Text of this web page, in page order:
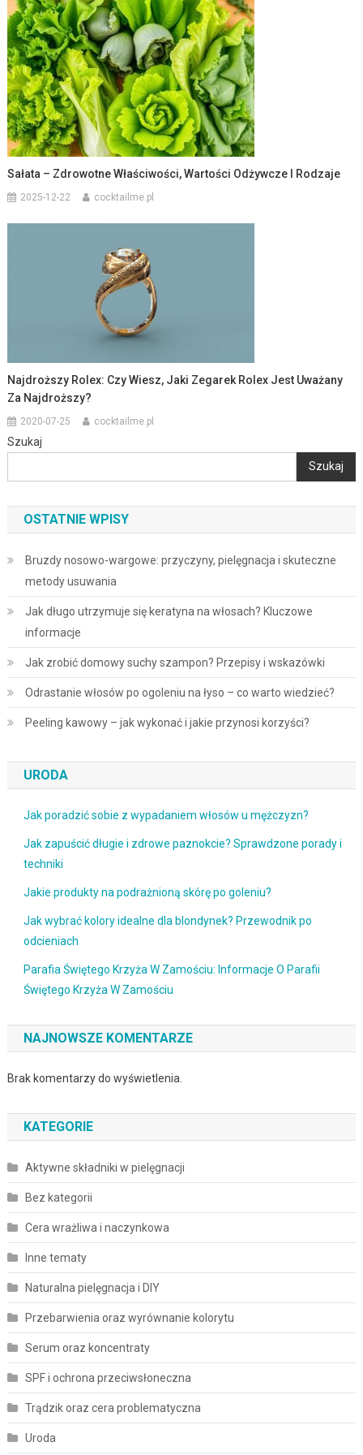
Sałata – Zdrowotne Właściwości, Wartości Odżywcze I Rodzaje
2025-12-22 cocktailme.pl
Najdroższy Rolex: Czy Wiesz, Jaki Zegarek Rolex Jest Uważany
Za Najdroższy?
2020-07-25 cocktailme.pl
Szukaj
Szukaj
OSTATNIE WPISY
Bruzdy nosowo-wargowe: przyczyny, pielęgnacja i skuteczne
metody usuwania
Jak długo utrzymuje się keratyna na włosach? Kluczowe
informacje
Jak zrobić domowy suchy szampon? Przepisy i wskazówki
Odrastanie włosów po ogoleniu na łyso – co warto wiedzieć?
Peeling kawowy – jak wykonać i jakie przynosi korzyści?
URODA
Jak poradzić sobie z wypadaniem włosów u mężczyzn?
Jak zapuścić długie i zdrowe paznokcie? Sprawdzone porady i
techniki
Jakie produkty na podrażnioną skórę po goleniu?
Jak wybrać kolory idealne dla blondynek? Przewodnik po
odcieniach
Parafia Świętego Krzyża W Zamościu: Informacje O Parafii
Świętego Krzyża W Zamościu
NAJNOWSZE KOMENTARZE
Brak komentarzy do wyświetlenia.
KATEGORIE
Aktywne składniki w pielęgnacji
Bez kategorii
Cera wrażliwa i naczynkowa
Inne tematy
Naturalna pielęgnacja i DIY
Przebarwienia oraz wyrównanie kolorytu
Serum oraz koncentraty
SPF i ochrona przeciwsłoneczna
Trądzik oraz cera problematyczna
Uroda